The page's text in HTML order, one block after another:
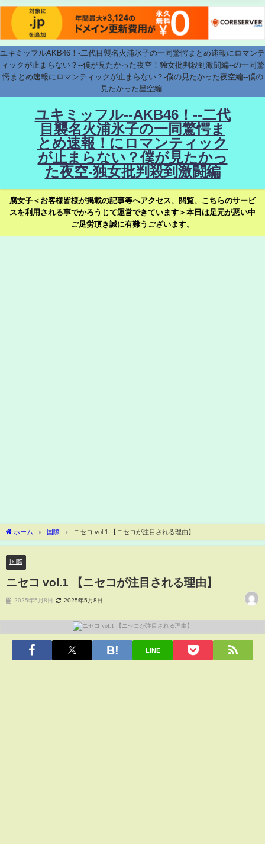
ユキミッフルAKB46！-二代目襲名火浦氷子の一同驚愕まとめ速報にロマンテ
ィックが止まらない？--僕が見たかった夜空！独女批判殺到激闘編--の一同驚
愕まとめ速報にロマンティックが止まらない？-僕の見たかった夜空編--僕の
見たかった星空編-
ユキミッフル--AKB46！--二代
目襲名火浦氷子の一同驚愕ま
とめ速報！にロマンティック
が止まらない？僕が見たかっ
た夜空-独女批判殺到激闘編
腐女子＜お客様皆様が掲載の記事等へアクセス、閲覧、こちらのサービ
スを利用される事でかろうじて運営できています＞本日は足元が悪い中
ご足労頂き誠に有難うございます。
ホーム 国際 ニセコ vol.1 【ニセコが注目される理由】
国際
ニセコ vol.1 【ニセコが注目される理由】
2025年5月8日 2025年5月8日
LINE